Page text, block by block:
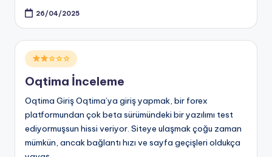
26/04/2025
Posted
in
☆☆☆
Oqtima İnceleme
Oqtima Giriş Oqtima’ya giriş yapmak, bir forex
platformundan çok beta sürümündeki bir yazılımı test
ediyormuşsun hissi veriyor. Siteye ulaşmak çoğu zaman
mümkün, ancak bağlantı hızı ve sayfa geçişleri oldukça